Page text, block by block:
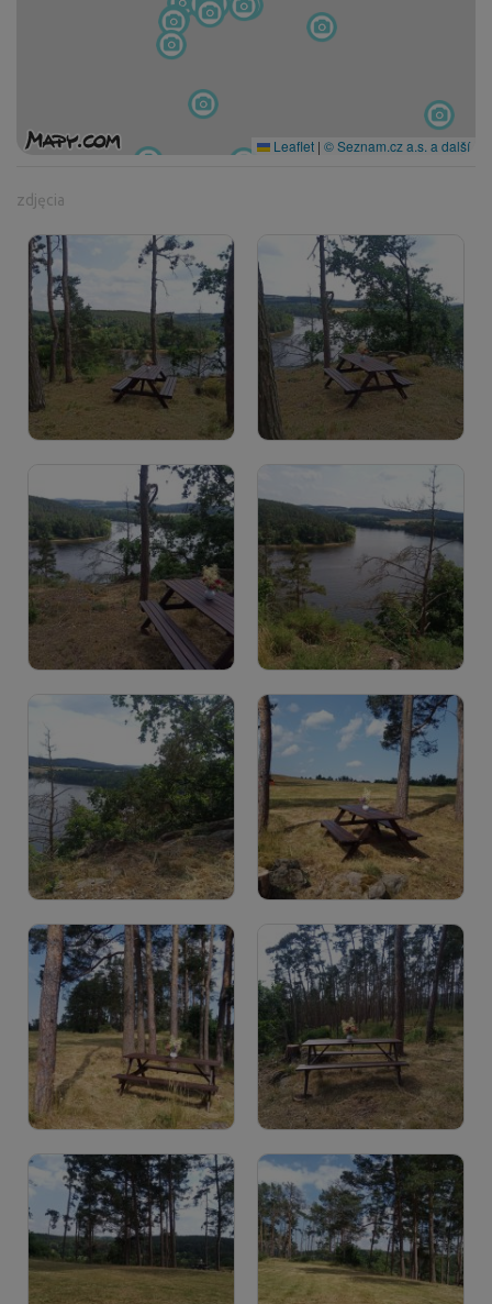
Leaflet | © Seznam.cz a.s. a další
zdjęcia